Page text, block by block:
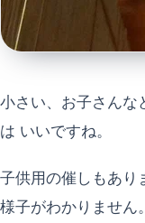
小さい、お子さんな
は いいですね。
子供用の催しもあり
様子がわかりません。